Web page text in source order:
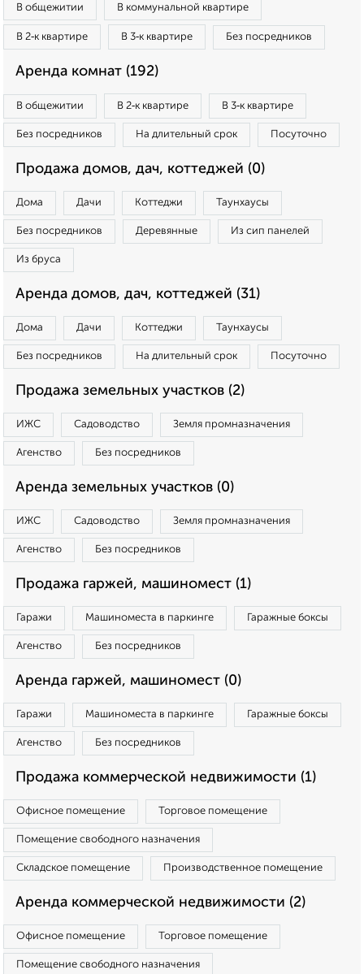
В общежитии В коммунальной квартире
В 2‑к квартире В 3‑к квартире Без посредников
Аренда комнат (192)
В общежитии В 2‑к квартире В 3‑к квартире
Без посредников На длительный срок Посуточно
Продажа домов, дач, коттеджей (0)
Дома Дачи Коттеджи Таунхаусы
Без посредников Деревянные Из сип панелей
Из бруса
Аренда домов, дач, коттеджей (31)
Дома Дачи Коттеджи Таунхаусы
Без посредников На длительный срок Посуточно
Продажа земельных участков (2)
ИЖС Садоводство Земля промназначения
Агенство Без посредников
Аренда земельных участков (0)
ИЖС Садоводство Земля промназначения
Агенство Без посредников
Продажа гаржей, машиномест (1)
Гаражи Машиноместа в паркинге Гаражные боксы
Агенство Без посредников
Аренда гаржей, машиномест (0)
Гаражи Машиноместа в паркинге Гаражные боксы
Агенство Без посредников
Продажа коммерческой недвижимости (1)
Офисное помещение Торговое помещение
Помещение свободного назначения
Складское помещение Производственное помещение
Аренда коммерческой недвижимости (2)
Офисное помещение Торговое помещение
Помещение свободного назначения